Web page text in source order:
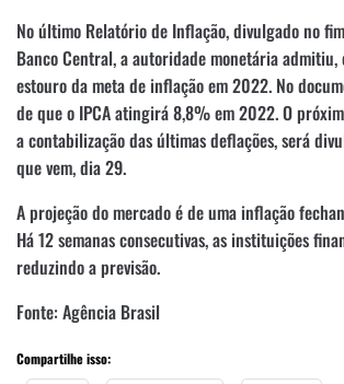
No último Relatório de Inflação, divulgado no
Banco Central, a autoridade monetária admitiu,
estouro da meta de inflação em 2022. No
de que o IPCA atingirá 8,8% em 2022. O
a contabilização das últimas deflações, será
que vem, dia 29.
A projeção do mercado é de uma inflação
Há 12 semanas consecutivas, as instituições
reduzindo a previsão.
Fonte: Agência Brasil
Compartilhe isso: